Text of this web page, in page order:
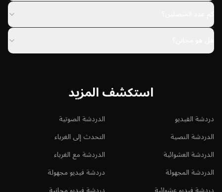
استكشف المزيد
دردشة الفيديو
الدردشة الصوتية
الدردشة النصية
التحدث إلى الغرباء
الدردشة العشوائية
الدردشة مع الغرباء
الدردشة المجهولة
دردشة فيديو مجهولة